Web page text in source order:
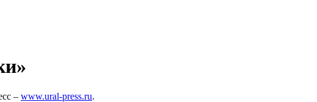
– www.ural-press.ru.